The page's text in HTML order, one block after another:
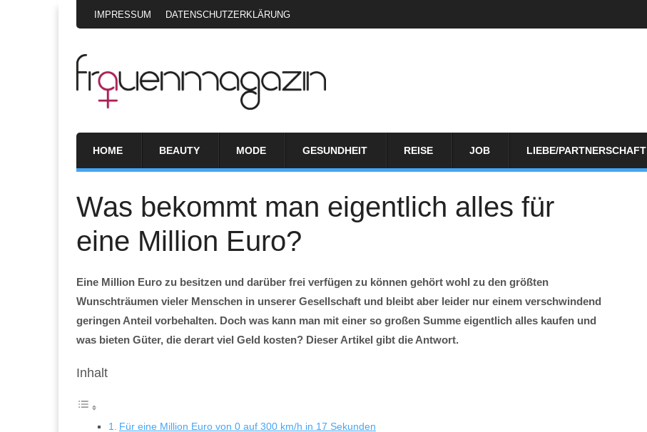
IMPRESSUM DATENSCHUTZERKLÄRUNG
HOME BEAUTY MODE GESUNDHEIT REISE JOB LIEBE/PARTNERSCHAFT
Was bekommt man eigentlich alles für
eine Million Euro?
Eine Million Euro zu besitzen und darüber frei verfügen zu können gehört wohl zu den größten
Wunschträumen vieler Menschen in unserer Gesellschaft und bleibt aber leider nur einem verschwindend
geringen Anteil vorbehalten. Doch was kann man mit einer so großen Summe eigentlich alles kaufen und
was bieten Güter, die derart viel Geld kosten? Dieser Artikel gibt die Antwort.
Inhalt
Für eine Million Euro von 0 auf 300 km/h in 17 Sekunden